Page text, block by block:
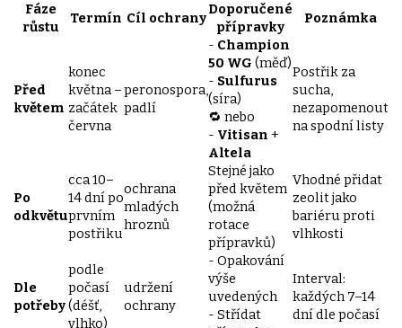
Fáze
růstu
Termín Cíl ochrany
Doporučené
přípravky
Poznámka
Před
květem
konec
května –
začátek
června
peronospora,
padlí
- Champion
50 WG (měď)
- Sulfurus
(síra)
🔁 nebo
- Vitisan +
Altela
Postřik za
sucha,
nezapomenout
na spodní listy
Po
odkvětu
cca 10–
14 dní po
prvním
postřiku
ochrana
mladých
hroznů
Stejné jako
před květem
(možná
rotace
přípravků)
Vhodné přidat
zeolit jako
bariéru proti
vlhkosti
Dle
potřeby
podle
počasí
(déšť,
vlhko)
udržení
ochrany
- Opakování
výše
uvedených
- Střídat
Interval:
každých 7–14
dní dle počasí